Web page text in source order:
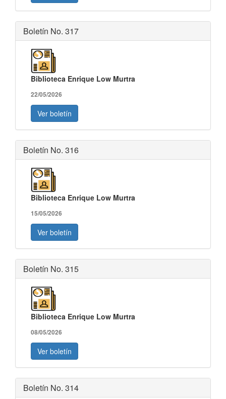
Boletín No. 317
Biblioteca Enrique Low Murtra
22/05/2026
Ver boletín
Boletín No. 316
Biblioteca Enrique Low Murtra
15/05/2026
Ver boletín
Boletín No. 315
Biblioteca Enrique Low Murtra
08/05/2026
Ver boletín
Boletín No. 314